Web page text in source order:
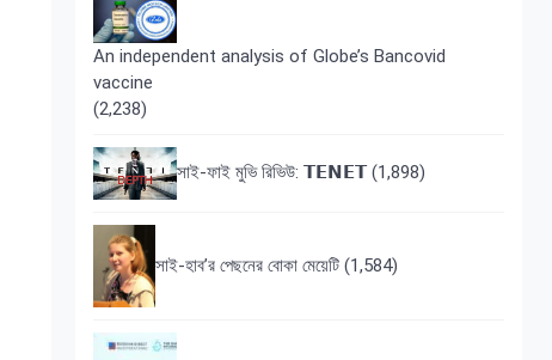
An independent analysis of Globe’s Bancovid
vaccine
(2,238)
সাই-ফাই মুভি রিভিউ: 𝗧𝗘𝗡𝗘𝗧 (1,898)
সাই-হাব’র পেছনের বোকা মেয়েটি (1,584)